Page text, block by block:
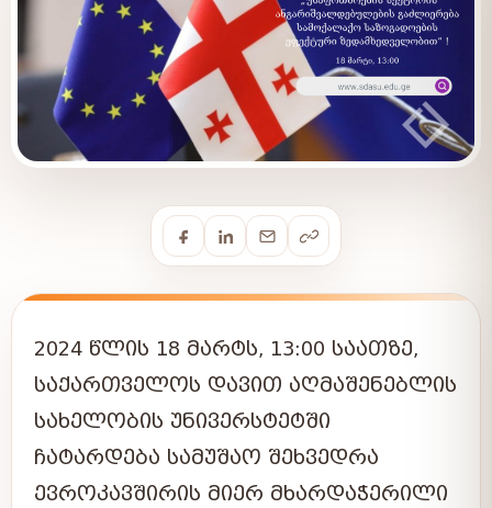
2024 ᲬᲚᲘᲡ 18 ᲛᲐᲠᲢᲡ, 13:00 ᲡᲐᲐᲗᲖᲔ,
ᲡᲐᲥᲐᲠᲗᲕᲔᲚᲝᲡ ᲓᲐᲕᲘᲗ ᲐᲦᲛᲐᲨᲔᲜᲔᲑᲚᲘᲡ
ᲡᲐᲮᲔᲚᲝᲑᲘᲡ ᲣᲜᲘᲕᲔᲠᲡᲢᲔᲢᲨᲘ
ᲩᲐᲢᲐᲠᲓᲔᲑᲐ ᲡᲐᲛᲣᲨᲐᲝ ᲨᲔᲮᲕᲔᲓᲠᲐ
ᲔᲕᲠᲝᲙᲐᲕᲨᲘᲠᲘᲡ ᲛᲘᲔᲠ ᲛᲮᲐᲠᲓᲐᲭᲔᲠᲘᲚᲘ